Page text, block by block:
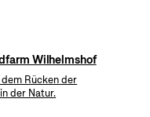
Wilhelmshof
Rücken der
der Natur.